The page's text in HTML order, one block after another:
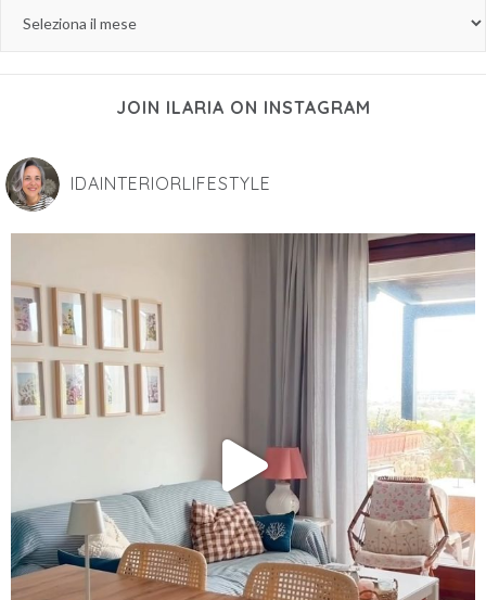
JOIN ILARIA ON INSTAGRAM
IDAINTERIORLIFESTYLE